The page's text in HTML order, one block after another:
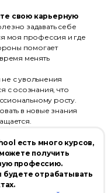
свою карьерную
задавать себе
моя профессия и где
помогает
менять
с увольнения
с осознания, что
росту.
в новые знания
есть много курсов,
получить
профессию.
будете отрабатывать